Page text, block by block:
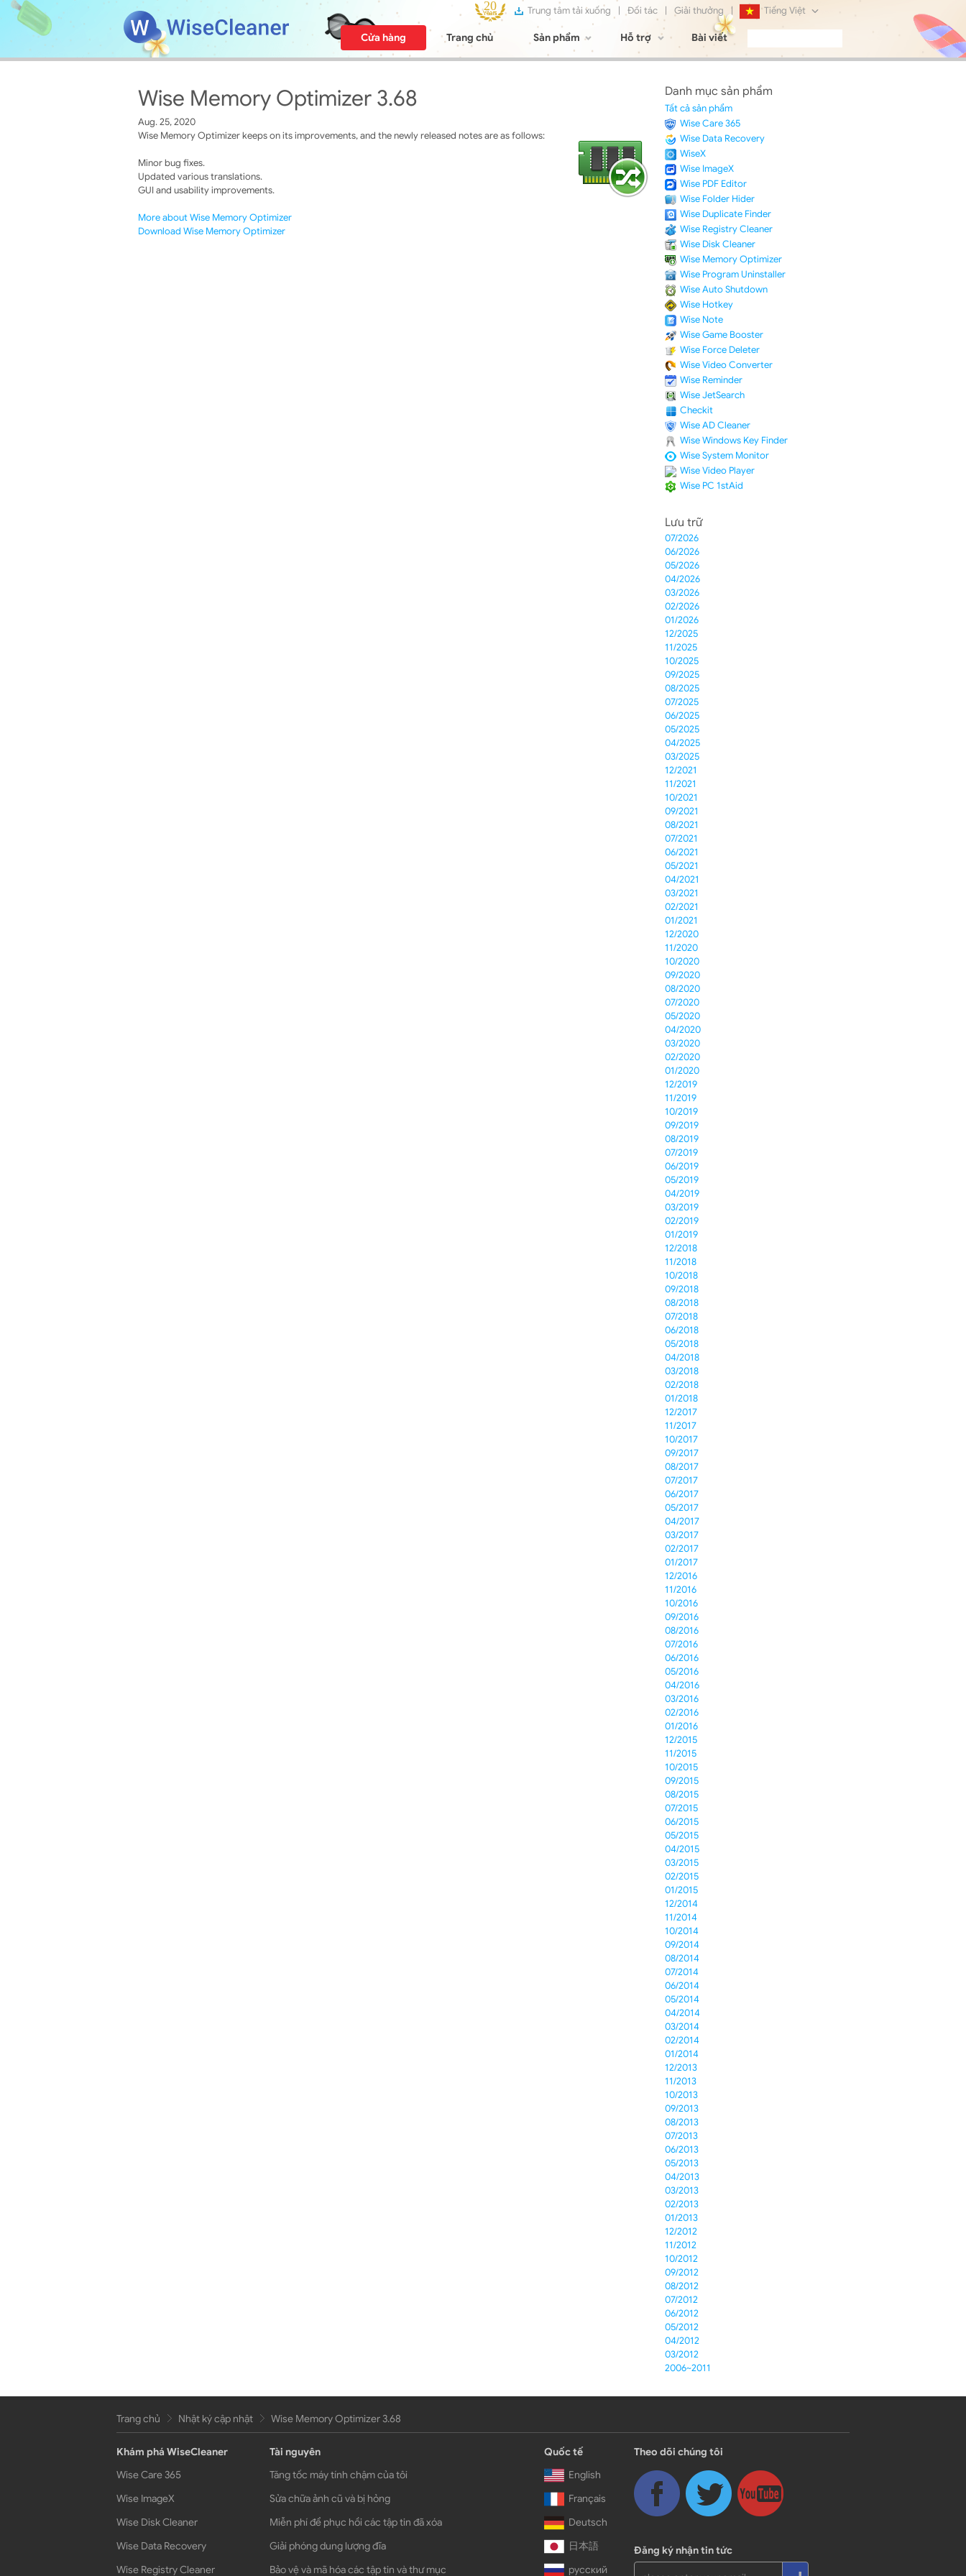
Trung tâm tải xuống | Đối tác | Giải thưởng | Tiếng Việt
English
日本語
Cửa hàng Trang chủ Sản phẩm Hỗ trợ Bài viết
Wise Memory Optimizer 3.68
Aug. 25, 2020
Wise Memory Optimizer keeps on its improvements, and the newly released notes are as follows:
Minor bug fixes.
Updated various translations.
GUI and usability improvements.
More about Wise Memory Optimizer
Download Wise Memory Optimizer
Danh mục sản phẩm
Tất cả sản phẩm
Wise Care 365
Wise Data Recovery
WiseX
Wise ImageX
Wise PDF Editor
Wise Folder Hider
Wise Duplicate Finder
Wise Registry Cleaner
Wise Disk Cleaner
Wise Memory Optimizer
Wise Program Uninstaller
Wise Auto Shutdown
Wise Hotkey
Wise Note
Wise Game Booster
Wise Force Deleter
Wise Video Converter
Wise Reminder
Wise JetSearch
Checkit
Wise AD Cleaner
Wise Windows Key Finder
Wise System Monitor
Wise Video Player
Wise PC 1stAid
Lưu trữ
07/2026
06/2026
05/2026
04/2026
03/2026
02/2026
01/2026
12/2025
11/2025
10/2025
09/2025
08/2025
07/2025
06/2025
05/2025
04/2025
03/2025
12/2021
11/2021
10/2021
09/2021
08/2021
07/2021
06/2021
05/2021
04/2021
03/2021
02/2021
01/2021
12/2020
11/2020
10/2020
09/2020
08/2020
07/2020
05/2020
04/2020
03/2020
02/2020
01/2020
12/2019
11/2019
10/2019
09/2019
08/2019
07/2019
06/2019
05/2019
04/2019
03/2019
02/2019
01/2019
12/2018
11/2018
10/2018
09/2018
08/2018
07/2018
06/2018
05/2018
04/2018
03/2018
02/2018
01/2018
12/2017
11/2017
10/2017
09/2017
08/2017
07/2017
06/2017
05/2017
04/2017
03/2017
02/2017
01/2017
12/2016
11/2016
10/2016
09/2016
08/2016
07/2016
06/2016
05/2016
04/2016
03/2016
02/2016
01/2016
12/2015
11/2015
10/2015
09/2015
08/2015
07/2015
06/2015
05/2015
04/2015
03/2015
02/2015
01/2015
12/2014
11/2014
10/2014
09/2014
08/2014
07/2014
06/2014
05/2014
04/2014
03/2014
02/2014
01/2014
12/2013
11/2013
10/2013
09/2013
08/2013
07/2013
06/2013
05/2013
04/2013
03/2013
02/2013
01/2013
12/2012
11/2012
10/2012
09/2012
08/2012
07/2012
06/2012
05/2012
04/2012
03/2012
2006~2011
Trang chủ Nhật ký cập nhật Wise Memory Optimizer 3.68
Khám phá WiseCleaner
Wise Care 365
Wise ImageX
Wise Disk Cleaner
Wise Data Recovery
Wise Registry Cleaner
Tài nguyên
Tăng tốc máy tính chậm của tôi
Sửa chữa ảnh cũ và bị hỏng
Miễn phí để phục hồi các tập tin đã xóa
Giải phóng dung lượng đĩa
Bảo vệ và mã hóa các tập tin và thư mục
Quốc tế
English
Français
Deutsch
日本語
русский
Theo dõi chúng tôi
Đăng ký nhận tin tức